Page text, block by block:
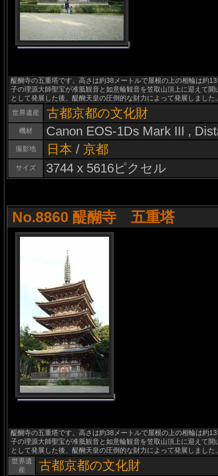
醍醐寺の五重塔です。高さは約38メートルで屋根の上の相輪は約
子の理源大師聖宝が准胝観音と如意輪観音を笠取山頂上に迎えて
として発展した後、醍醐天皇の圧倒的な財力によって発展しまし
世界遺産
古都京都の文化財
機材 Canon EOS-1Ds Mark III ,
撮影地 日本 / 京都
サイズ 3744 x 5616ピクセル
No.8860 醍醐寺 五重塔
醍醐寺の五重塔です。高さは約38メートルで屋根の上の相輪は約
子の理源大師聖宝が准胝観音と如意輪観音を笠取山頂上に迎えて
として発展した後、醍醐天皇の圧倒的な財力によって発展しまし
世界遺
産
古都京都の文化財